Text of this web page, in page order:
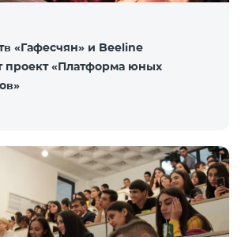
«Гафесчян» и Beeline
проект «Платформа юных